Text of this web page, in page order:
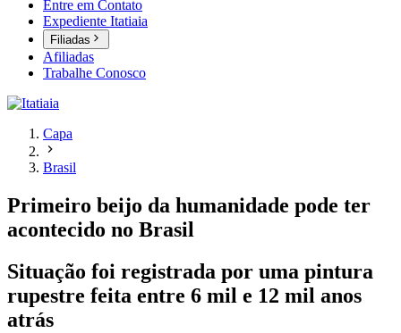
Entre em Contato
Expediente Itatiaia
Filiadas
Afiliadas
Trabalhe Conosco
Capa
Brasil
Primeiro beijo da humanidade pode ter
acontecido no Brasil
Situação foi registrada por uma pintura
rupestre feita entre 6 mil e 12 mil anos
atrás